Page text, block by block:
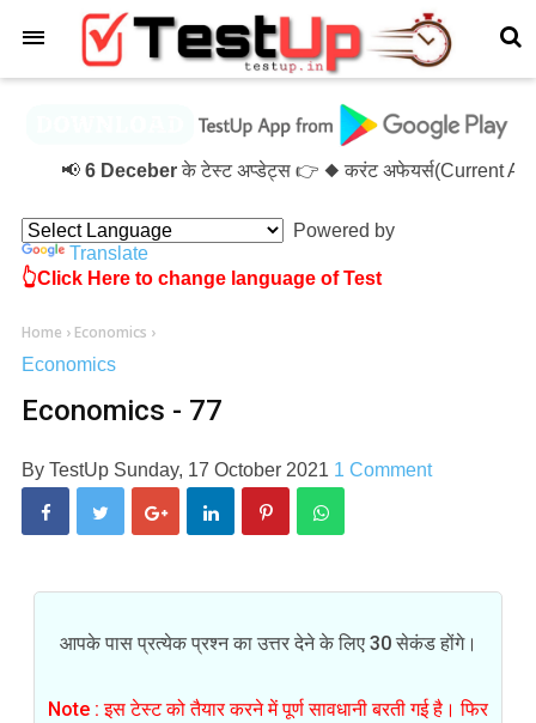
6 Deceberके टेस्ट अप्डेट्स 👉 ◆ करंट अफेयर्स(Current
Powered by
Translate
👆Click Here to change language of Test
Home › Economics ›
Economics
Economics - 77
By TestUp Sunday, 17 October 2021 1 Comment
आपके पास प्रत्येक प्रश्न का उत्तर देने के लिए 30 सेकंड होंगे।
Note : इस टेस्ट को तैयार करने में पूर्ण सावधानी बरती गई है। फिर